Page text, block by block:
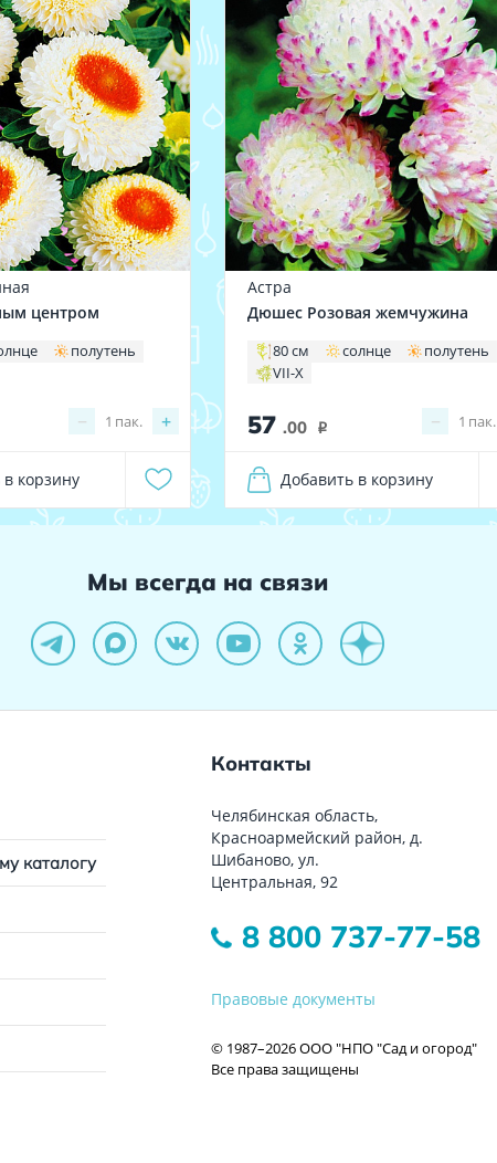
центром
полутень
− +
1 пак.
корзину
Астра
Дюшес Розовая жемчужина
80 см солнце
полутень
VII-X
57 .00 i − 1 пак.
Добавить в корзину
Мы всегда на связи
каталогу
Контакты
Челябинская область,
Красноармейский район, д.
Шибаново, ул.
Центральная, 92
8 800 737-77-58
Правовые документы
© 1987–2026 ООО "НПО "Сад и огород"
Все права защищены